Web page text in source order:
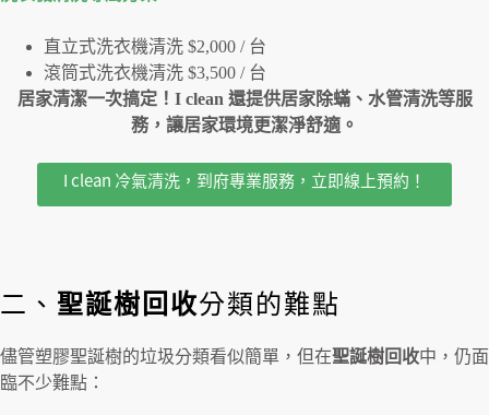
直立式洗衣機清洗 $2,000 / 台
滾筒式洗衣機清洗 $3,500 / 台
居家清潔一次搞定！I clean 還提供居家除蟎、水管清洗等服
務，讓居家環境更潔淨舒適。
I clean 冷氣清洗，到府專業服務，立即線上預約！
二、 聖誕樹回收分類的難點
儘管塑膠聖誕樹的垃圾分類看似簡單，但在聖誕樹回收中，仍面
臨不少難點：